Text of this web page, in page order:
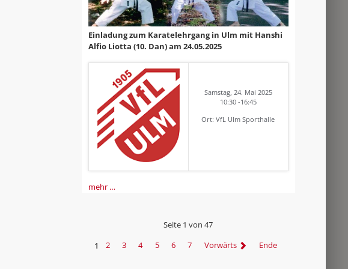
Einladung zum Karatelehrgang in Ulm mit Hanshi
Alfio Liotta (10. Dan) am 24.05.2025
Samstag, 24. Mai 2025
10:30 -16:45
Ort: VfL Ulm Sporthalle
mehr …
Seite 1 von 47
1
2 3 4 5 6 7 Vorwärts Ende